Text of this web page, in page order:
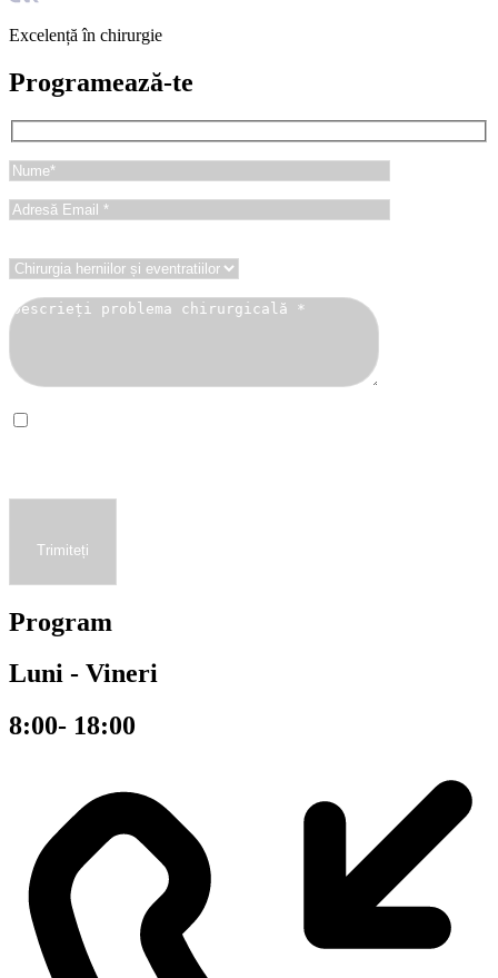
Excelență în chirurgie
Programează-te
Trimiteți
Program
Luni - Vineri
8:00- 18:00